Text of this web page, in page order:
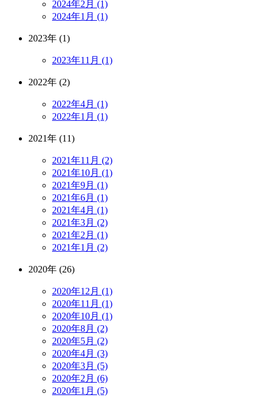
2024年2月 (1)
2024年1月 (1)
2023年 (1)
2023年11月 (1)
2022年 (2)
2022年4月 (1)
2022年1月 (1)
2021年 (11)
2021年11月 (2)
2021年10月 (1)
2021年9月 (1)
2021年6月 (1)
2021年4月 (1)
2021年3月 (2)
2021年2月 (1)
2021年1月 (2)
2020年 (26)
2020年12月 (1)
2020年11月 (1)
2020年10月 (1)
2020年8月 (2)
2020年5月 (2)
2020年4月 (3)
2020年3月 (5)
2020年2月 (6)
2020年1月 (5)